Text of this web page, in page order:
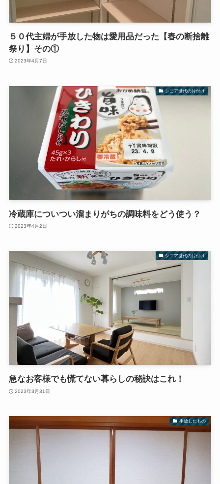
５０代主婦が手放した物は愛用品だった【春の断捨離
祭り】その①
2023年4月7日
シニア世代の片付け
冷蔵庫についつい溜まりがちの調味料をどう使う？
2023年4月2日
シニア世代の片付け
急なお客様でも慌てない暮らしの秘訣はこれ！
2023年3月31日
手放したもの